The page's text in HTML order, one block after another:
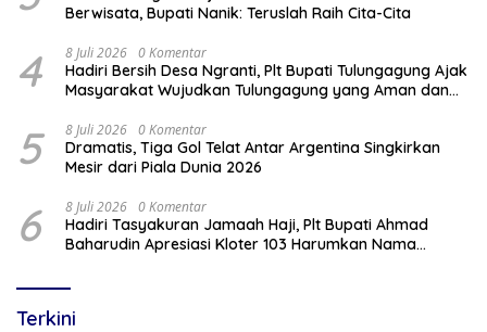
Berwisata, Bupati Nanik: Teruslah Raih Cita-Cita
4 8 Juli 2026 0 Komentar
Hadiri Bersih Desa Ngranti, Plt Bupati Tulungagung Ajak
Masyarakat Wujudkan Tulungagung yang Aman dan
5 8 Juli 2026 0 Komentar
Dramatis, Tiga Gol Telat Antar Argentina Singkirkan
Mesir dari Piala Dunia 2026
6 8 Juli 2026 0 Komentar
Hadiri Tasyakuran Jamaah Haji, Plt Bupati Ahmad
Baharudin Apresiasi Kloter 103 Harumkan Nama
Terkini